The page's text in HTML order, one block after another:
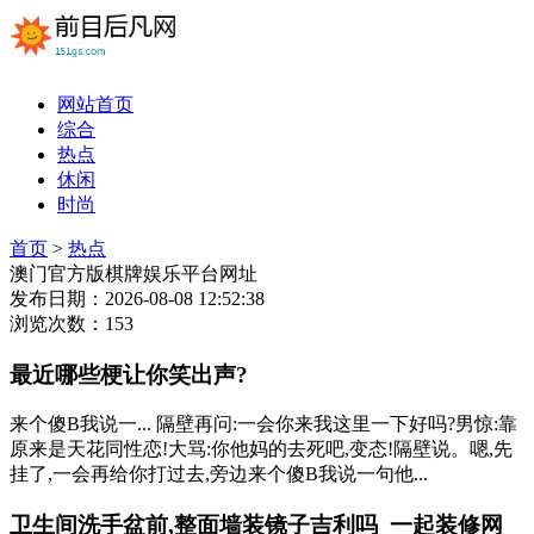
网站首页
综合
热点
休闲
时尚
首页 > 热点
澳门官方版棋牌娱乐平台网址
发布日期：2026-08-08 12:52:38
浏览次数：153
最近哪些梗让你笑出声?
来个傻B我说一... 隔壁再问:一会你来我这里一下好吗?男惊:靠
原来是天花同性恋!大骂:你他妈的去死吧,变态!隔壁说。嗯,先
挂了,一会再给你打过去,旁边来个傻B我说一句他...
卫生间洗手盆前,整面墙装镜子吉利吗_一起装修网